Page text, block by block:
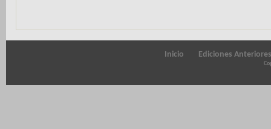
Inicio Ediciones Anteriores